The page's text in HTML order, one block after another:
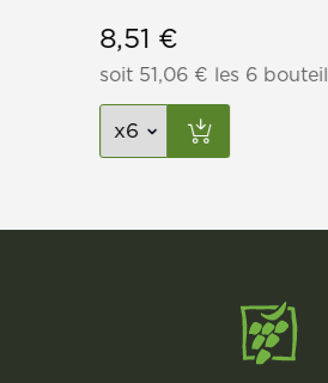
8,51 €
soit 51,06 € les 6